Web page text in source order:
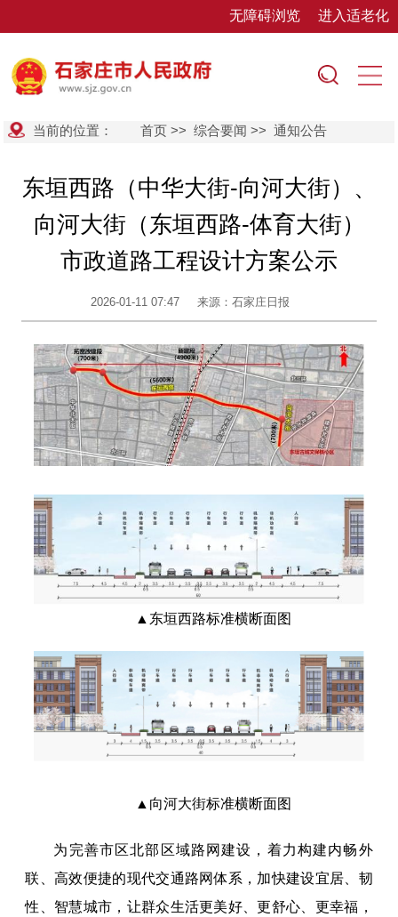
无障碍浏览 进入适老化
当前的位置： 首页 >>综合要闻 >>通知公告
东垣西路（中华大街-向河大街）、
向河大街（东垣西路-体育大街）
市政道路工程设计方案公示
2026-01-11 07:47 来源：石家庄日报
▲东垣西路标准横断面图
▲向河大街标准横断面图
为完善市区北部区域路网建设，着力构建内畅外
联、高效便捷的现代交通路网体系，加快建设宜居、韧
性、智慧城市，让群众生活更美好、更舒心、更幸福，